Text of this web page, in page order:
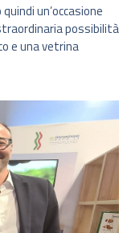
un’occasione
possibilità
e una vetrina